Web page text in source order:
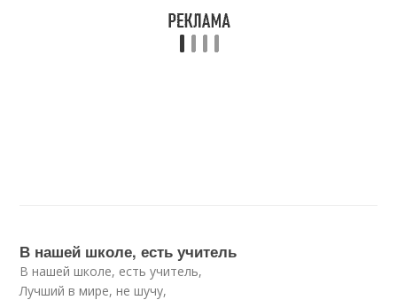
В нашей школе, есть учитель
В нашей школе, есть учитель,
Лучший в мире, не шучу,